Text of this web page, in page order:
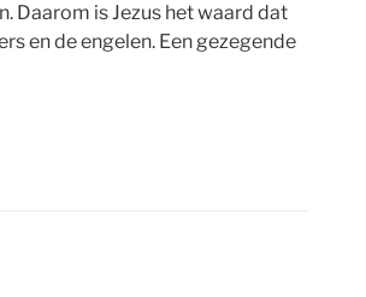
Daarom is Jezus het waard dat
en de engelen. Een gezegende